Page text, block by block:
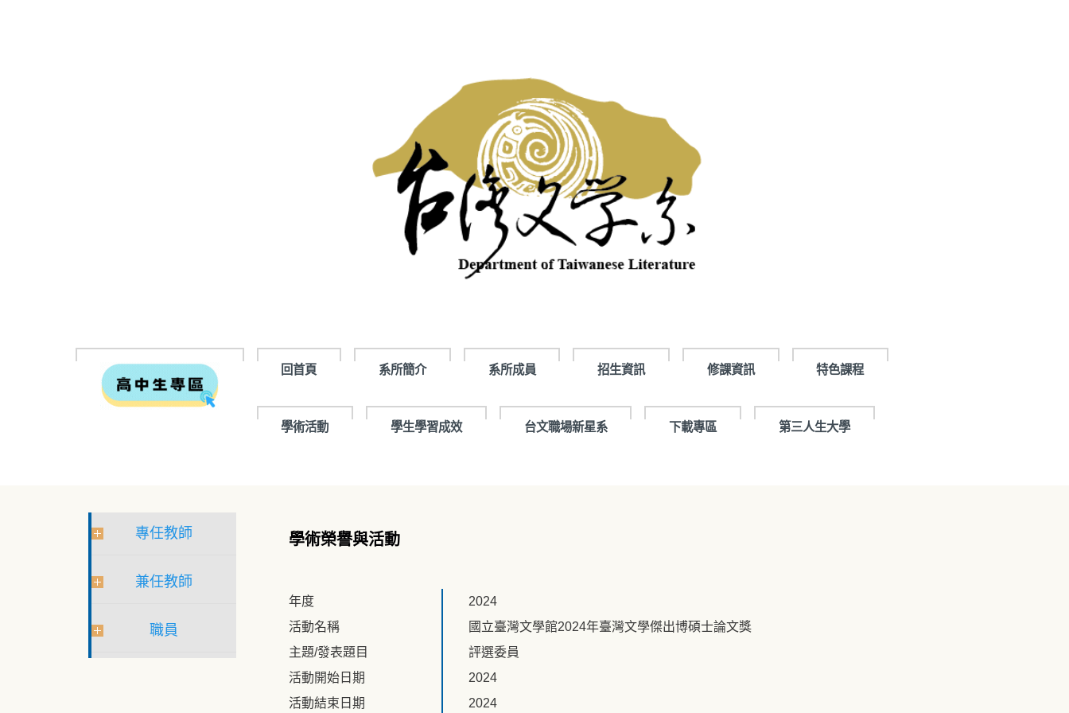
回首頁 系所簡介 系所成員 招生資訊 修課資訊 特色課程
學術活動 學生學習成效 台文職場新星系 下載專區 第三人生大學
專任教師
兼任教師
職員
學術榮譽與活動
年度
2024
活動名稱
國立臺灣文學館2024年臺灣文學傑出博碩士論文獎
主題/發表題目
評選委員
活動開始日期
2024
活動結束日期
2024